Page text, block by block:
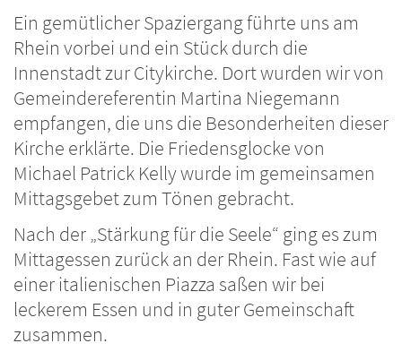
Ein gemütlicher Spaziergang führte uns am
Rhein vorbei und ein Stück durch die
Innenstadt zur Citykirche. Dort wurden wir von
Gemeindereferentin Martina Niegemann
empfangen, die uns die Besonderheiten dieser
Kirche erklärte. Die Friedensglocke von
Michael Patrick Kelly wurde im gemeinsamen
Mittagsgebet zum Tönen gebracht.
Nach der „Stärkung für die Seele“ ging es zum
Mittagessen zurück an der Rhein. Fast wie auf
einer italienischen Piazza saßen wir bei
leckerem Essen und in guter Gemeinschaft
zusammen.